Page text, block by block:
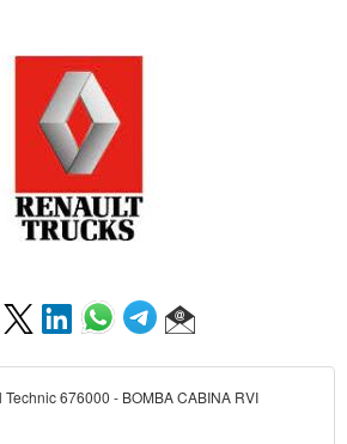
Technic 676000 - BOMBA CABINA RVI